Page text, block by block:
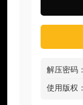
解压密码：
使用版权：